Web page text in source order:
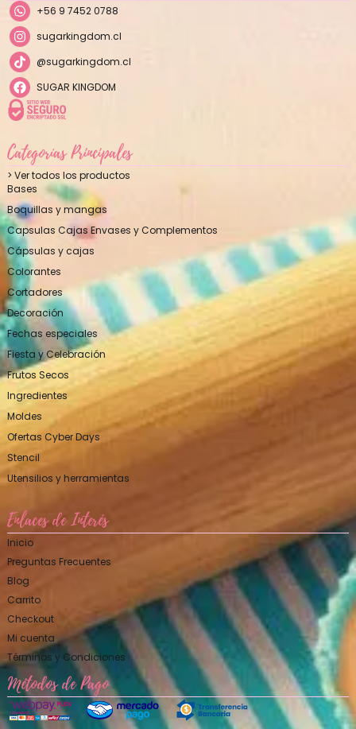
+56 9 7452 0788
sugarkingdom.cl
@sugarkingdom.cl
SUGAR KINGDOM
Categorías Principales
> Ver todos los productos
Bases
Boquillas y mangas
Capsulas Cajas Envases y Complementos
Cápsulas y cajas
Colorantes
Cortadores
Decoración
Fechas especiales
Fiesta y Celebración
Frutos Secos
Ingredientes
Moldes
Ofertas Cyber Days
Stencil
Utensilios y herramientas
Enlaces de Interés
Inicio
Preguntas Frecuentes
Blog
Carrito
Checkout
Mi cuenta
Términos y Condiciones
Métodos de Pago